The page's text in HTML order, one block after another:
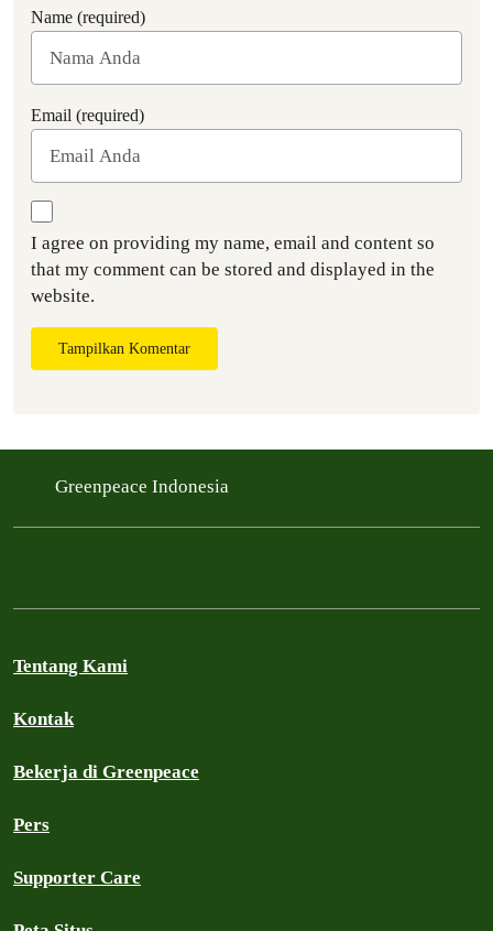
Name (required)
Email (required)
I agree on providing my name, email and content so
that my comment can be stored and displayed in the
website.
Tampilkan Komentar
Greenpeace Indonesia
Tentang Kami
Kontak
Bekerja di Greenpeace
Pers
Supporter Care